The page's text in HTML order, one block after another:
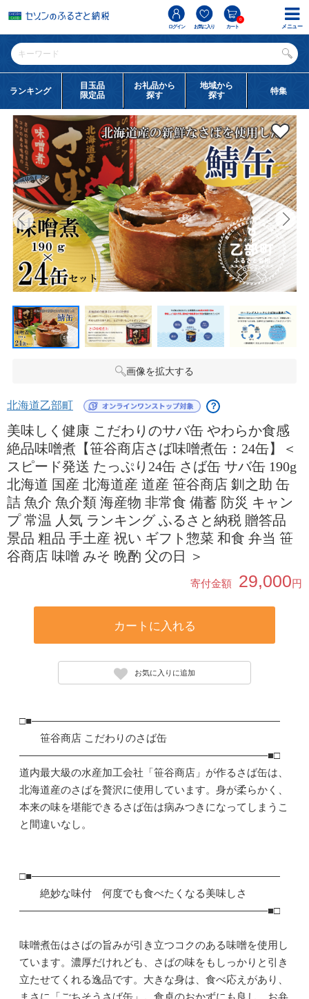
ログイン お気に入り カート
0
ランキング
目玉品
限定品
お礼品から
探す
地域から
探す
特集
画像を拡大する
北海道乙部町 ？
美味しく健康 こだわりのサバ缶 やわらか食感
絶品味噌煮【笹谷商店さば味噌煮缶：24缶】＜
スピード発送 たっぷり24缶 さば缶 サバ缶 190g
北海道 国産 北海道産 道産 笹谷商店 釧之助 缶
詰 魚介 魚介類 海産物 非常食 備蓄 防災 キャン
プ 常温 人気 ランキング ふるさと納税 贈答品
景品 粗品 手土産 祝い ギフト惣菜 和食 弁当 笹
谷商店 味噌 みそ 晩酌 父の日 ＞
寄付金額 29,000円
カートに入れる
お気に入りに追加
□■――――――――――――――――――――――――
笹谷商店 こだわりのさば缶
――――――――――――――――――――――――■□
道内最大級の水産加工会社「笹谷商店」が作るさば缶は、
北海道産のさばを贅沢に使用しています。身が柔らかく、
本来の味を堪能できるさば缶は病みつきになってしまうこ
と間違いなし。
□■――――――――――――――――――――――――
絶妙な味付 何度でも食べたくなる美味しさ
――――――――――――――――――――――――■□
味噌煮缶はさばの旨みが引き立つコクのある味噌を使用し
ています。濃厚だけれども、さばの味をもしっかりと引き
立たせてくれる逸品です。大きな身は、食べ応えがあり、
まさに「ごちそうさば缶」。食卓のおかずにも良し、お弁
メニュー